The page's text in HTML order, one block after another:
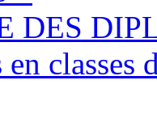
DES
classes